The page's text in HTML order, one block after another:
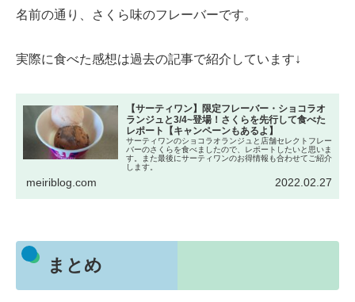
名前の通り、さくら味のフレーバーです。
実際に食べた感想は過去の記事で紹介しています↓
【サーティワン】限定フレーバー・ショコラオ
ランジュと3/4~登場！さくらを先行して食べた
レポート【キャンペーンもあるよ】
サーティワンのショコラオランジュと店舗セレクトフレー
バーのさくらを食べましたので、レポートしたいと思いま
す。また最後にサーティワンのお得情報も合わせてご紹介
します。
meiriblog.com 2022.02.27
まとめ